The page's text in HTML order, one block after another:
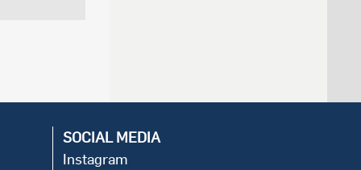
SOCIAL MEDIA
Instagram